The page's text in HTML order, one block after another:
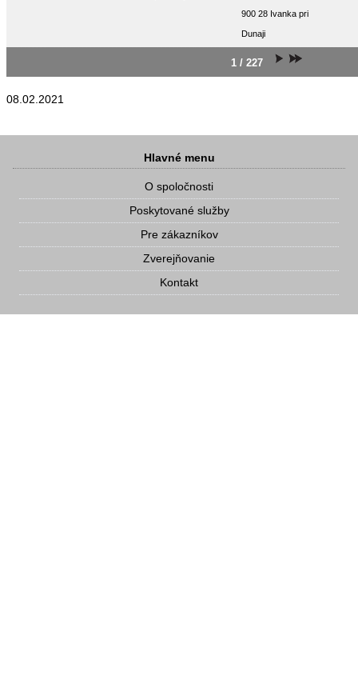
900 28 Ivanka pri
Dunaji
1 / 227
08.02.2021
Hlavné menu
O spoločnosti
Poskytované služby
Pre zákazníkov
Zverejňovanie
Kontakt